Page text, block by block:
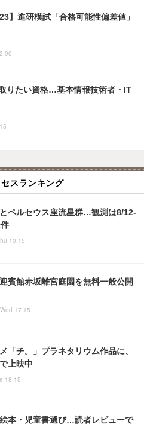
】進研模試「合格可能性偏差値」
りたい資格…基本情報技術者・IT
スランキング
ペルセウス座流星群…観測は8/12-
10:15
賓館赤坂離宮庭園を無料一般公開
17:15
「チ。」プラネタリウム作品に、
上映中
18:15
本・児童書選び…読者レビューで